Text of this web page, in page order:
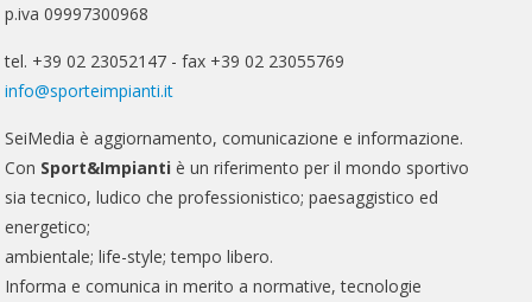
p.iva 09997300968
tel. +39 02 23052147 - fax +39 02 23055769
info@sporteimpianti.it
SeiMedia è aggiornamento, comunicazione e informazione.
Con Sport&Impianti è un riferimento per il mondo sportivo
sia tecnico, ludico che professionistico; paesaggistico ed
energetico;
ambientale; life-style; tempo libero.
Informa e comunica in merito a normative, tecnologie